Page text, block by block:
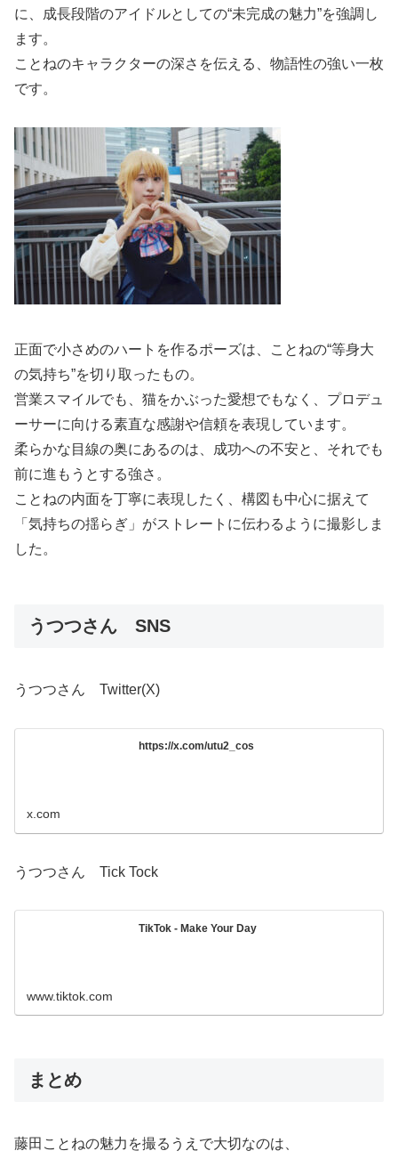
に、成長段階のアイドルとしての“未完成の魅力”を強調し
ます。
ことねのキャラクターの深さを伝える、物語性の強い一枚
です。
正面で小さめのハートを作るポーズは、ことねの“等身大
の気持ち”を切り取ったもの。
営業スマイルでも、猫をかぶった愛想でもなく、プロデュ
ーサーに向ける素直な感謝や信頼を表現しています。
柔らかな目線の奥にあるのは、成功への不安と、それでも
前に進もうとする強さ。
ことねの内面を丁寧に表現したく、構図も中心に据えて
「気持ちの揺らぎ」がストレートに伝わるように撮影しま
した。
うつつさん SNS
うつつさん Twitter(X)
https://x.com/utu2_cos
x.com
うつつさん Tick Tock
TikTok - Make Your Day
www.tiktok.com
まとめ
藤田ことねの魅力を撮るうえで大切なのは、